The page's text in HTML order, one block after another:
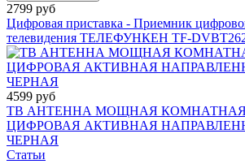
2799 руб
Цифровая приставка - Приемник
телевидения ТЕЛЕФУНКЕН TF-
4599 руб
ТВ АНТЕННА МОЩНАЯ
ЦИФРОВАЯ АКТИВНАЯ
ЧЕРНАЯ
Статьи